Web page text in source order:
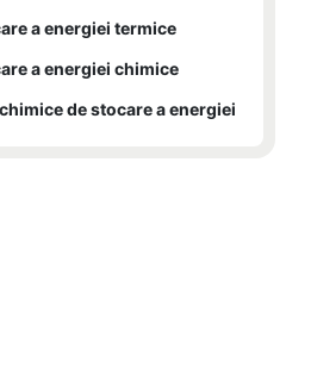
a energiei termice
a energiei chimice
de stocare a energiei